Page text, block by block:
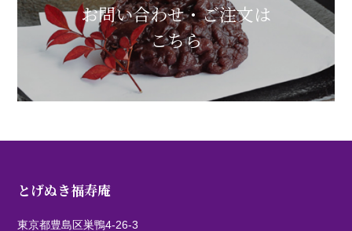
お問い合わせ・ご注文は
こちら
とげぬき福寿庵
東京都豊島区巣鴨4-26-3